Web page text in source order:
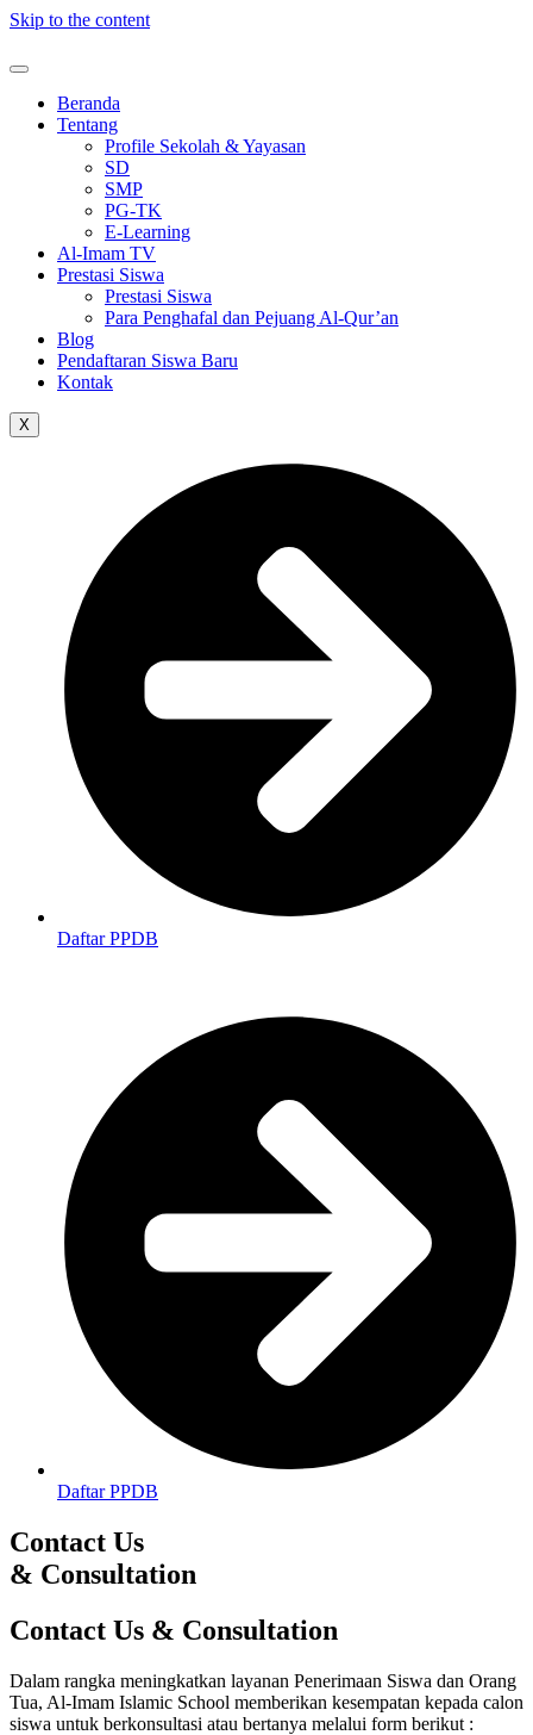
Skip to the content
Beranda
Tentang
Profile Sekolah & Yayasan
SD
SMP
PG-TK
E-Learning
Al-Imam TV
Prestasi Siswa
Prestasi Siswa
Para Penghafal dan Pejuang Al-Qur’an
Blog
Pendaftaran Siswa Baru
Kontak
X
Daftar PPDB
Daftar PPDB
Contact Us
& Consultation
Contact Us & Consultation
Dalam rangka meningkatkan layanan Penerimaan Siswa dan Orang
Tua, Al-Imam Islamic School memberikan kesempatan kepada calon
siswa untuk berkonsultasi atau bertanya melalui form berikut :